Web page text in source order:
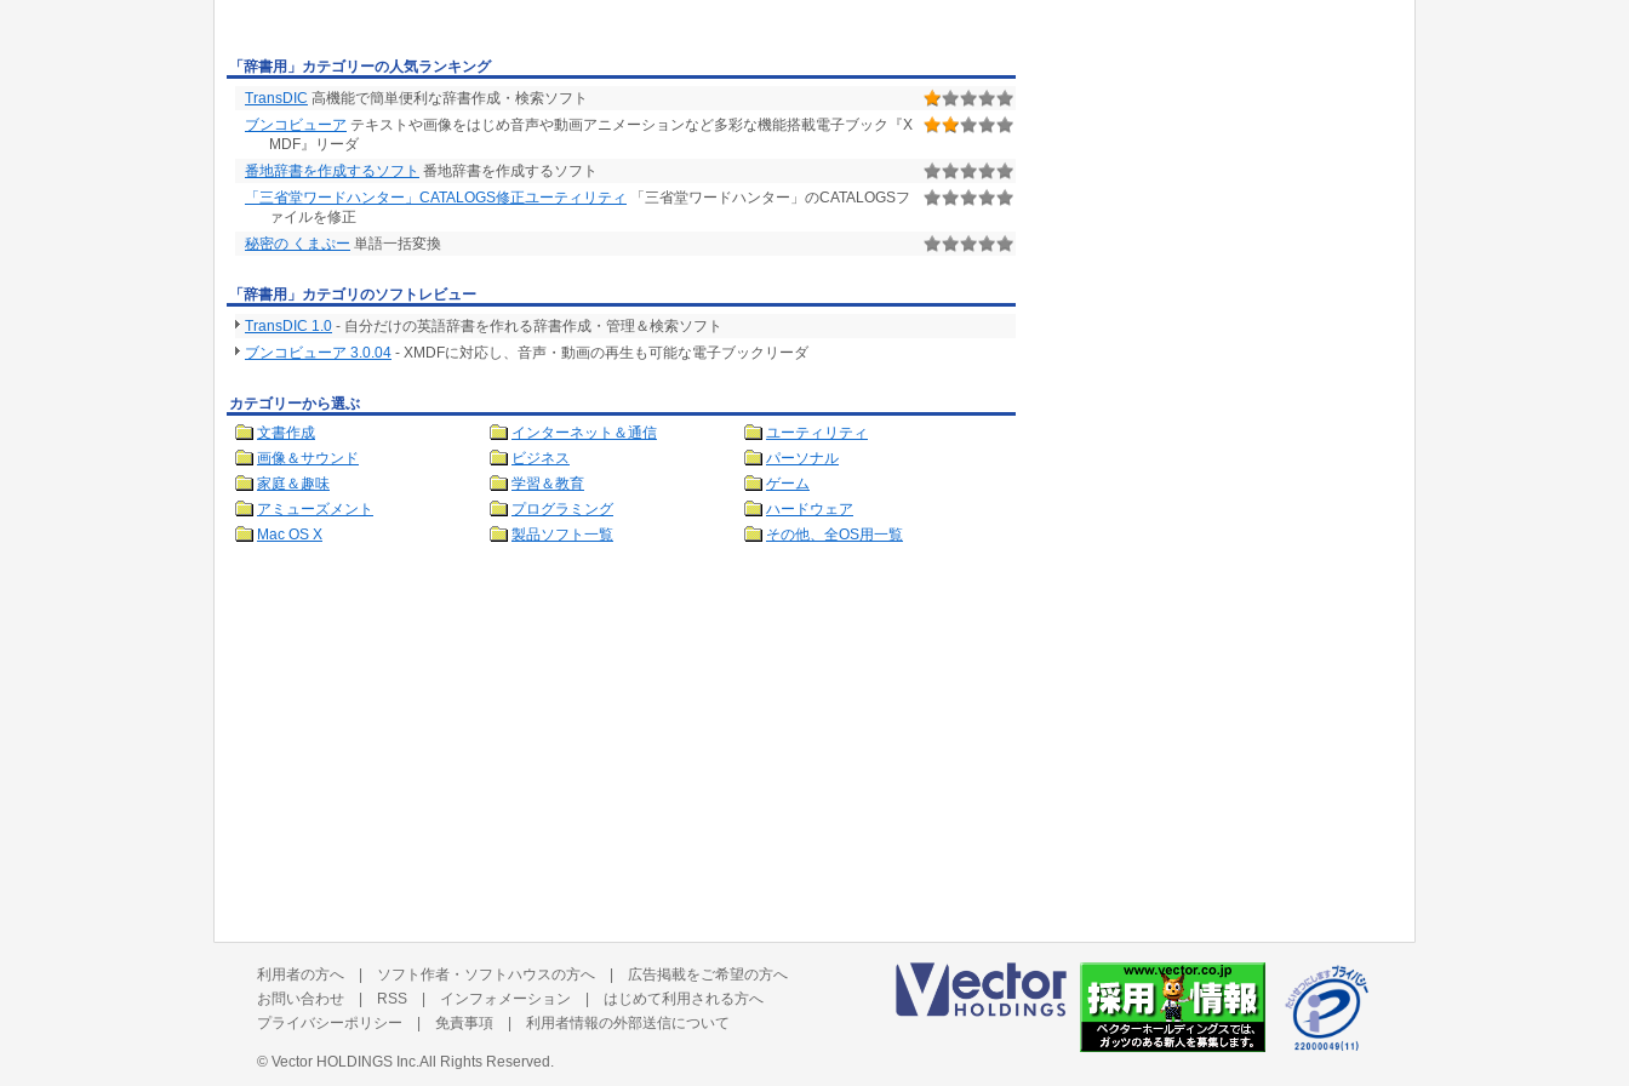
「辞書用」カテゴリーの人気ランキング
TransDIC 高機能で簡単便利な辞書作成・検索ソフト
ブンコビューア テキストや画像をはじめ音声や動画アニメーションなど多彩な機能搭載電子ブック『X
MDF』リーダ
番地辞書を作成するソフト 番地辞書を作成するソフト
「三省堂ワードハンター」CATALOGS修正ユーティリティ
「三省堂ワードハンター」のCATALOGSフ
ァイルを修正
秘密の くまぷー 単語一括変換
「辞書用」カテゴリのソフトレビュー
TransDIC 1.0 - 自分だけの英語辞書を作れる辞書作成・管理＆検索ソフト
ブンコビューア 3.0.04 - XMDFに対応し、音声・動画の再生も可能な電子ブックリーダ
カテゴリーから選ぶ
文書作成
インターネット＆通信
ユーティリティ
画像＆サウンド
ビジネス
パーソナル
家庭＆趣味
学習＆教育
ゲーム
アミューズメント
プログラミング
ハードウェア
Mac OS X
製品ソフト一覧 その他、全OS用一覧
利用者の方へ | ソフト作者・ソフトハウスの方へ | 広告掲載をご希望の方へ
お問い合わせ | RSS | インフォメーション | はじめて利用される方へ
プライバシーポリシー | 免責事項 | 利用者情報の外部送信について
© Vector HOLDINGS Inc. All Rights Reserved.